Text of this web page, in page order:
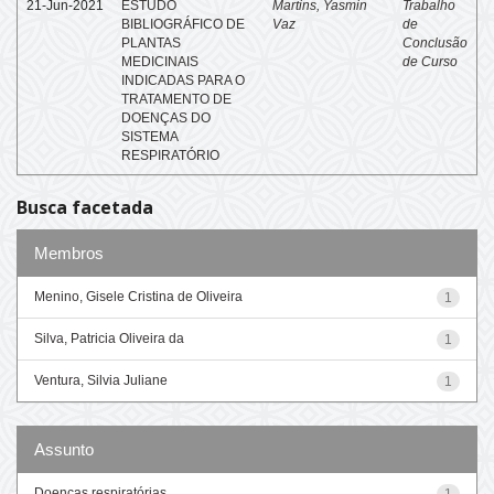
21-Jun-2021
ESTUDO
BIBLIOGRÁFICO DE
PLANTAS
MEDICINAIS
INDICADAS PARA O
TRATAMENTO DE
DOENÇAS DO
SISTEMA
RESPIRATÓRIO
Martins, Yasmin
Vaz
Trabalho
de
Conclusão
de Curso
Busca facetada
Membros
1
Menino, Gisele Cristina de Oliveira
1
Silva, Patricia Oliveira da
1
Ventura, Silvia Juliane
Assunto